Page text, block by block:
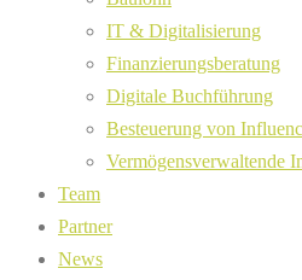
IT & Digitalisierung
Finanzierungsberatung
Digitale Buchführung
Besteuerung von
Vermögensverwaltende
Team
Partner
News